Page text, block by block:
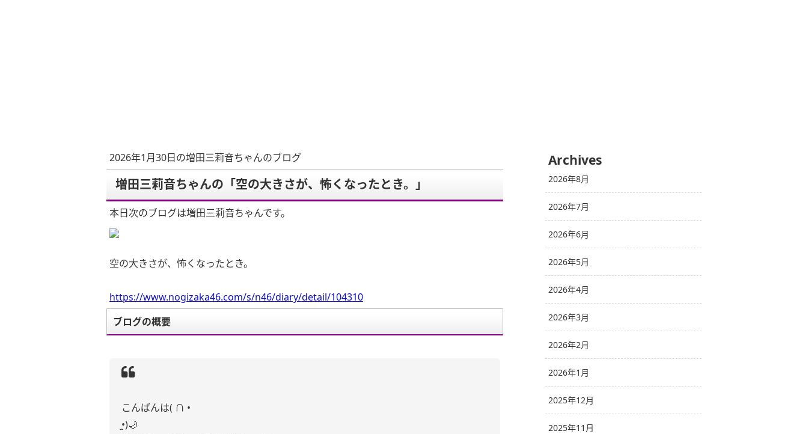
2026年1月30日の増田三莉音ちゃんのブログ
増田三莉音ちゃんの「空の大きさが、怖くなったとき。」
本日次のブログは増田三莉音ちゃんです。
空の大きさが、怖くなったとき。
https://www.nogizaka46.com/s/n46/diary/detail/104310
ブログの概要
こんばんは( ∩ •
̫•)🌙
Archives
2026年8月
2026年7月
2026年6月
2026年5月
2026年4月
2026年3月
2026年2月
2026年1月
2025年12月
2025年11月